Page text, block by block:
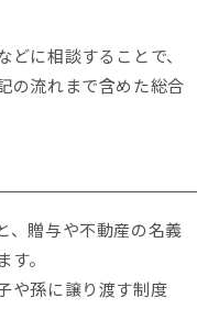
に相談することで、
の流れまで含めた総合
、贈与や不動産の名義
。
や孫に譲り渡す制度